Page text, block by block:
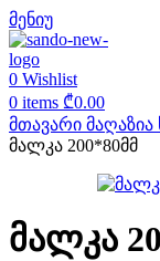
მენიუ
0 Wishlist
0 items ₾0.00
მთავარი მაღაზია
მალკა 200*80მმ
მალკა